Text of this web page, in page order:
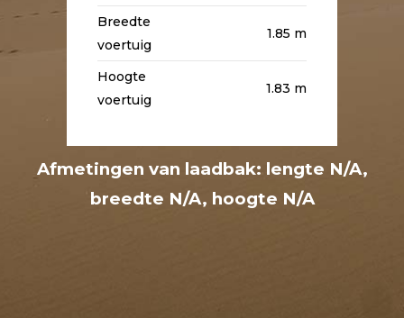
Breedte
voertuig
1.85 m
Hoogte
voertuig
1.83 m
Afmetingen van laadbak: lengte N/A,
breedte N/A, hoogte N/A